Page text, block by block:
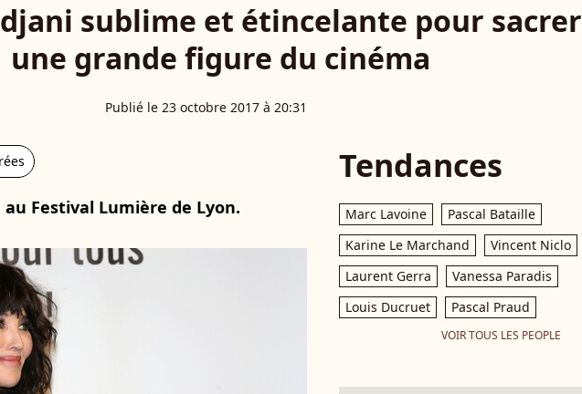
sublime et étincelante pour sacrer
une grande figure du cinéma
Publié le 23 octobre 2017 à 20:31
Festival Lumière de Lyon.
Tendances
Marc Lavoine
Pascal Bataille
Karine Le Marchand
Vincent Niclo
Laurent Gerra
Vanessa Paradis
Louis Ducruet
Pascal Praud
VOIR TOUS LES PEOPLE